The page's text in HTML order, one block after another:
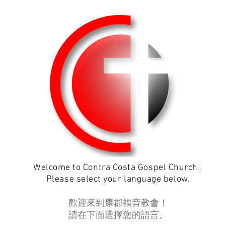
Welcome to Contra Costa Gospel Church!
Please select your language below.
歡迎來到康郡福音教會！
請在下面選擇您的語言。